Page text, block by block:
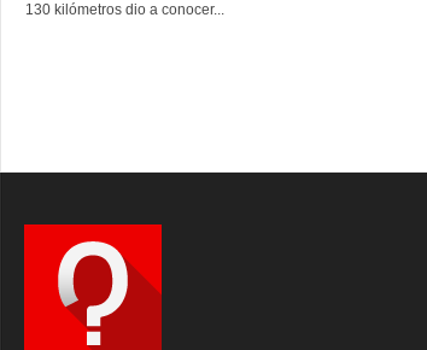
130 kilómetros dio a conocer...